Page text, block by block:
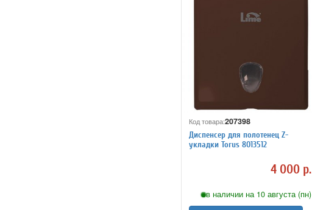
Код товара:207398
Диспенсер для полотенец Z-
укладки Torus 8013512
4 000 р.
в наличии на 10 августа (пн)